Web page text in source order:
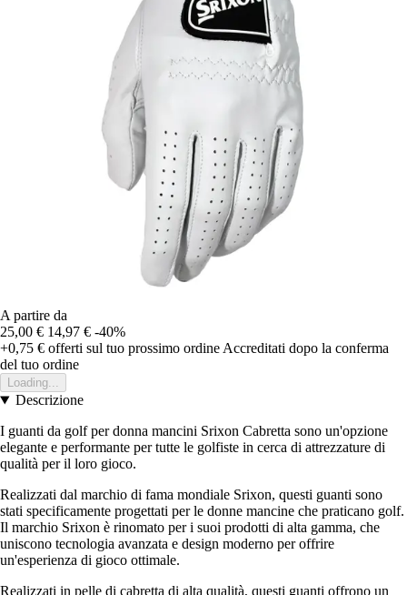
A partire da
25,00 € 14,97 € -40%
+0,75 € offerti sul tuo prossimo ordine Accreditati dopo la conferma
del tuo ordine
Loading...
Descrizione
I guanti da golf per donna mancini Srixon Cabretta sono un'opzione
elegante e performante per tutte le golfiste in cerca di attrezzature di
qualità per il loro gioco.
Realizzati dal marchio di fama mondiale Srixon, questi guanti sono
stati specificamente progettati per le donne mancine che praticano golf.
Il marchio Srixon è rinomato per i suoi prodotti di alta gamma, che
uniscono tecnologia avanzata e design moderno per offrire
un'esperienza di gioco ottimale.
Realizzati in pelle di cabretta di alta qualità, questi guanti offrono un